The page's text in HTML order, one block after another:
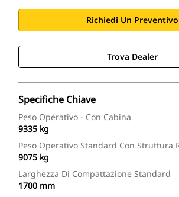
Richiedi Un Preventivo
Trova Dealer
Specifiche Chiave
Peso Operativo - Con Cabina
9335 kg
Peso Operativo Standard Con Struttura
9075 kg
Larghezza Di Compattazione Standard
1700 mm